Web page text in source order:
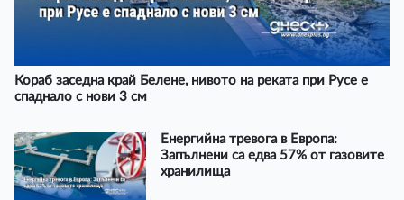
Кораб заседна край Белене, нивото на реката при Русе е
спаднало с нови 3 см
Енергийна тревога в Европа:
Запълнени са едва 57% от газовите
хранилища